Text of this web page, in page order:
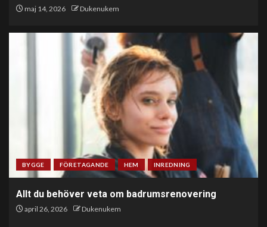
maj 14, 2026 Dukenukem
BYGGE FÖRETAGANDE HEM INREDNING
Allt du behöver veta om badrumsrenovering
april 26, 2026 Dukenukem